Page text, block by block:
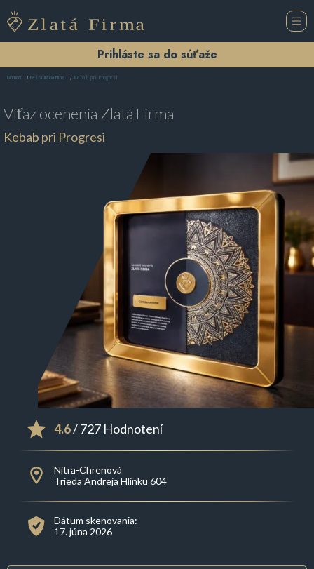
Prihláste sa do súťaže
Domov Reštaurácia Nitra Kebab pri Progresi
Víťaz ocenenia Zlatá Firma
Kebab pri Progresi
4.6/ 727 Hodnotení
Nitra-Chrenová
Trieda Andreja Hlinku 604
Dátum skenovania:
17. júna 2026